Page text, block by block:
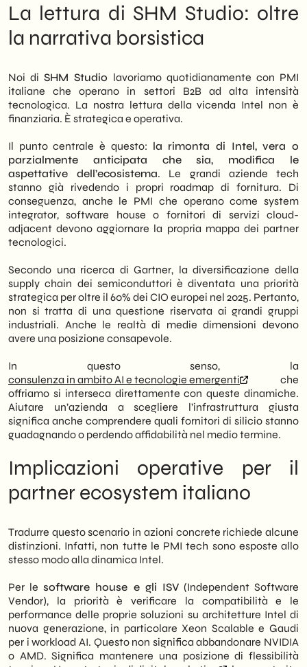
La lettura di SHM Studio: oltre
la narrativa borsistica
Noi diSHM Studio lavoriamo quotidianamente con PMI
italiane che operano in settori B2B ad alta intensità
tecnologica. La nostra lettura della vicenda Intel non è
finanziaria. È strategica e operativa.
Il punto centrale è questo: la rimonta di Intel, vera o
parzialmente anticipata che sia, modifica le
aspettative dell’ecosistema. Le grandi aziende tech
stanno già rivedendo i propri roadmap di fornitura. Di
conseguenza, anche le PMI che operano come system
integrator, software house o fornitori di servizi cloud-
adjacent devono aggiornare la propria mappa dei partner
tecnologici.
Secondo una ricerca di Gartner, la diversificazione della
supply chain dei semiconduttori è diventata una priorità
strategica per oltre il 60% dei CIO europei nel 2025. Pertanto,
non si tratta di una questione riservata ai grandi gruppi
industriali. Anche le realtà di medie dimensioni devono
avere una posizione consapevole.
In questo senso, la
consulenza in ambito AI e tecnologie emergenti
che
offriamo si interseca direttamente con queste dinamiche.
Aiutare un’azienda a scegliere l’infrastruttura giusta
significa anche comprendere quali fornitori di silicio stanno
guadagnando o perdendo affidabilità nel medio termine.
Implicazioni operative per il
partner ecosystem italiano
Tradurre questo scenario in azioni concrete richiede alcune
distinzioni. Infatti, non tutte le PMI tech sono esposte allo
stesso modo alla dinamica Intel.
Per lesoftware house e gli ISV(Independent Software
Vendor), la priorità è verificare la compatibilità e le
performance delle proprie soluzioni su architetture Intel di
nuova generazione, in particolare Xeon Scalable e Gaudi
per i workload AI. Questo non significa abbandonare NVIDIA
o AMD. Significa mantenere una posizione di flessibilità